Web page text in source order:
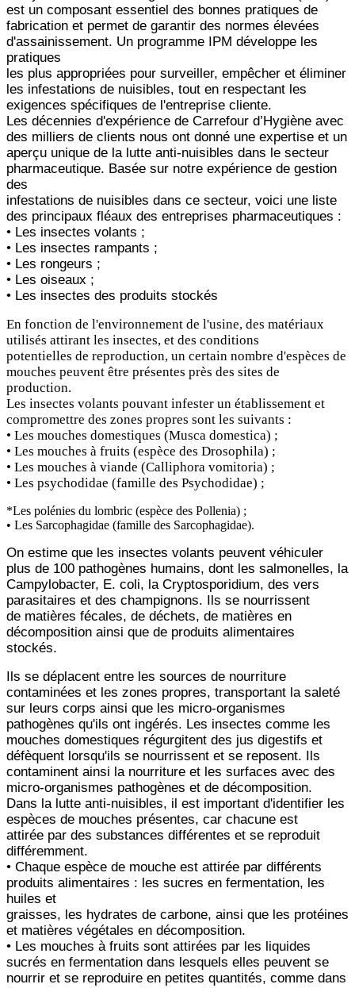
est un composant essentiel des bonnes pratiques de
fabrication et permet de garantir des normes élevées
d'assainissement. Un programme IPM développe les
pratiques
les plus appropriées pour surveiller, empêcher et éliminer
les infestations de nuisibles, tout en respectant les
exigences spécifiques de l'entreprise cliente.
Les décennies d'expérience de Carrefour d’Hygiène avec
des milliers de clients nous ont donné une expertise et un
aperçu unique de la lutte anti-nuisibles dans le secteur
pharmaceutique. Basée sur notre expérience de gestion
des
infestations de nuisibles dans ce secteur, voici une liste
des principaux fléaux des entreprises pharmaceutiques :
• Les insectes volants ;
• Les insectes rampants ;
• Les rongeurs ;
• Les oiseaux ;
• Les insectes des produits stockés
En fonction de l'environnement de l'usine, des matériaux
utilisés attirant les insectes, et des conditions
potentielles de reproduction, un certain nombre d'espèces de
mouches peuvent être présentes près des sites de
production.
Les insectes volants pouvant infester un établissement et
compromettre des zones propres sont les suivants :
• Les mouches domestiques (Musca domestica) ;
• Les mouches à fruits (espèce des Drosophila) ;
• Les mouches à viande (Calliphora vomitoria) ;
• Les psychodidae (famille des Psychodidae) ;
*Les polénies du lombric (espèce des Pollenia) ;
• Les Sarcophagidae (famille des Sarcophagidae).
On estime que les insectes volants peuvent véhiculer
plus de 100 pathogènes humains, dont les salmonelles, la
Campylobacter, E. coli, la Cryptosporidium, des vers
parasitaires et des champignons. Ils se nourrissent
de matières fécales, de déchets, de matières en
décomposition ainsi que de produits alimentaires
stockés.
Ils se déplacent entre les sources de nourriture
contaminées et les zones propres, transportant la saleté
sur leurs corps ainsi que les micro-organismes
pathogènes qu'ils ont ingérés. Les insectes comme les
mouches domestiques régurgitent des jus digestifs et
défèquent lorsqu'ils se nourrissent et se reposent. Ils
contaminent ainsi la nourriture et les surfaces avec des
micro-organismes pathogènes et de décomposition.
Dans la lutte anti-nuisibles, il est important d'identifier les
espèces de mouches présentes, car chacune est
attirée par des substances différentes et se reproduit
différemment.
• Chaque espèce de mouche est attirée par différents
produits alimentaires : les sucres en fermentation, les
huiles et
graisses, les hydrates de carbone, ainsi que les protéines
et matières végétales en décomposition.
• Les mouches à fruits sont attirées par les liquides
sucrés en fermentation dans lesquels elles peuvent se
nourrir et se reproduire en petites quantités, comme dans